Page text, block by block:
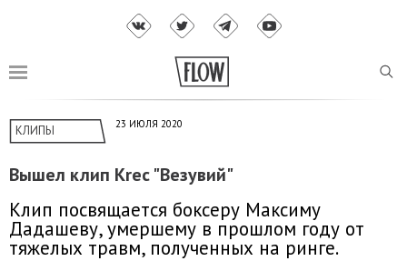
КЛИПЫ 23 ИЮЛЯ 2020
Вышел клип Krec "Везувий"
Клип посвящается боксеру Максиму
Дадашеву, умершему в прошлом году от
тяжелых травм, полученных на ринге.